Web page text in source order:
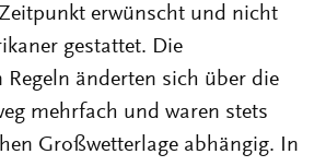
erwünscht und nicht
gestattet. Die
Regeln änderten sich über die
mehrfach und waren stets
Großwetterlage abhängig. In